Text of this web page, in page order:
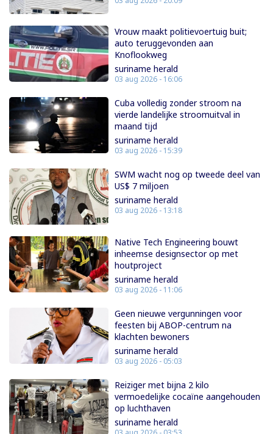
Vrouw maakt politievoertuig buit;
auto teruggevonden aan
Knoflookweg
suriname herald
03 aug 2026 - 16:06
Cuba volledig zonder stroom na
vierde landelijke stroomuitval in
maand tijd
suriname herald
03 aug 2026 - 15:39
SWM wacht nog op tweede deel van
US$ 7 miljoen
suriname herald
03 aug 2026 - 13:18
Native Tech Engineering bouwt
inheemse designsector op met
houtproject
suriname herald
03 aug 2026 - 11:06
Geen nieuwe vergunningen voor
feesten bij ABOP-centrum na
klachten bewoners
suriname herald
03 aug 2026 - 05:03
Reiziger met bijna 2 kilo
vermoedelijke cocaïne aangehouden
op luchthaven
suriname herald